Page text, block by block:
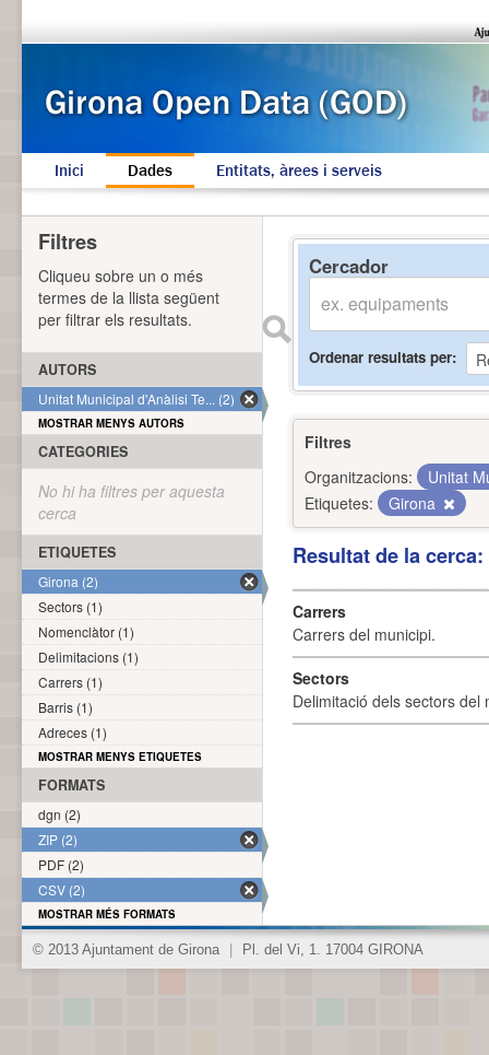
Inici Dades Entitats, àrees i serveis
Cercador
Ordenar resultats per
Filtres
Organitzacions:
Unitat
Etiquetes:
Girona
Resultat de la
Carrers
Carrers del municipi.
Sectors
Delimitació dels sectors del
Filtres
Cliqueu sobre un o més
termes de la llista següent
per filtrar els resultats.
AUTORS
Unitat Municipal d'Anàlisi Te... (2)
MOSTRAR MENYS AUTORS
CATEGORIES
No hi ha filtres per aquesta
cerca
ETIQUETES
Girona (2)
Sectors (1)
Nomenclàtor (1)
Delimitacions (1)
Carrers (1)
Barris (1)
Adreces (1)
MOSTRAR MENYS ETIQUETES
FORMATS
dgn (2)
ZIP (2)
PDF (2)
CSV (2)
MOSTRAR MÉS FORMATS
© 2013 Ajuntament de Girona Pl. del Vi, 1. 17004 GIRONA